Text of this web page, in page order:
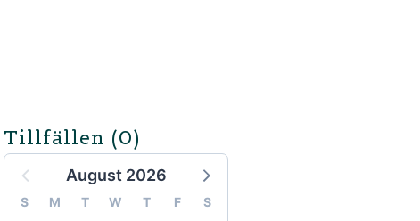
Tillfällen (0)
August 2026
S M T W T F
S